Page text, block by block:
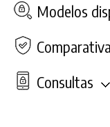
Modelos
Consultas